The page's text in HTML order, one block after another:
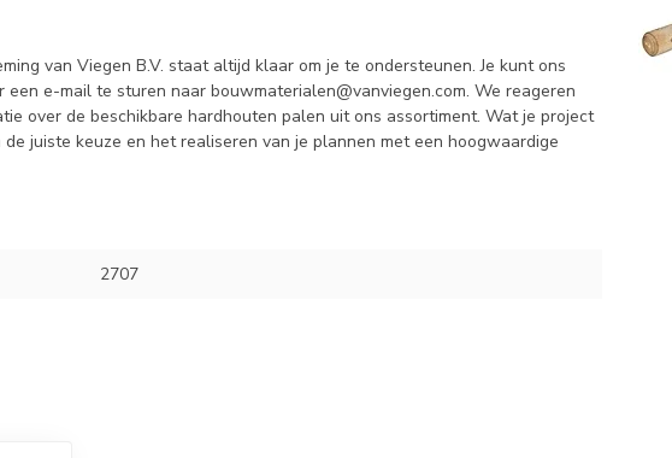
van Viegen B.V. staat altijd klaar om je te ondersteunen. Je kunt ons
een e-mail te sturen naar bouwmaterialen@vanviegen.com. We reageren
over de beschikbare hardhouten palen uit ons assortiment. Wat je project
juiste keuze en het realiseren van je plannen met een hoogwaardige
2707